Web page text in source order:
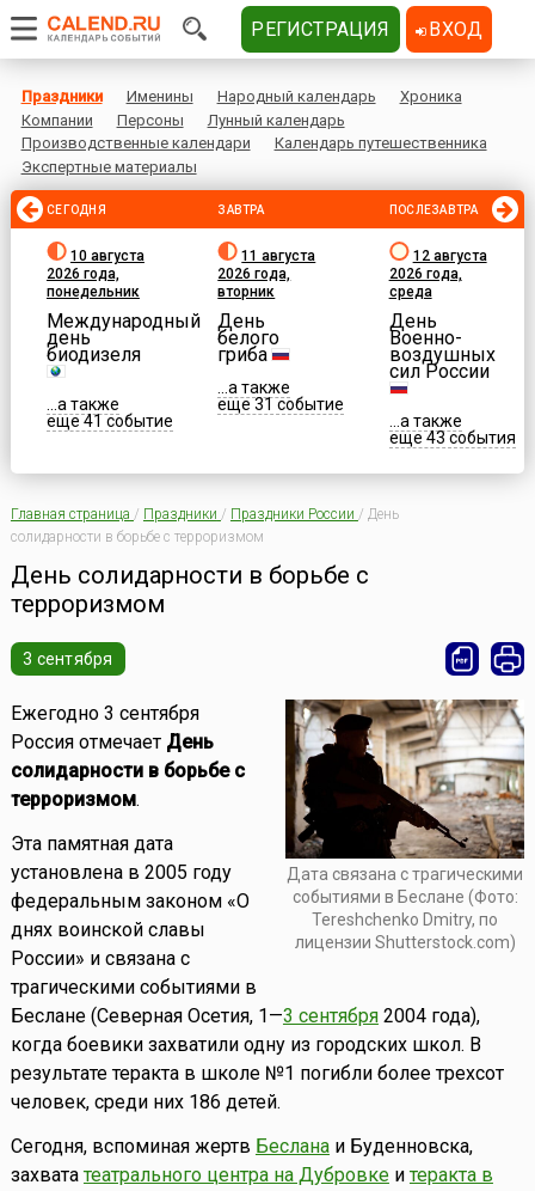
Праздники Именины Народный календарь
Хроника
Компании
Персоны
Лунный календарь
Производственные календари
Календарь путешественника
Экспертные материалы
СЕГОДНЯ
10 августа
2026 года,
понедельник
Международный
день
биодизеля
...а также
еще 41 событие
ЗАВТРА
11 августа
2026 года,
вторник
День
белого
гриба
...а также
еще 31 событие
ПОСЛЕЗАВТРА
12 августа
2026 года,
среда
День
Военно-
воздушных
сил России
...а также
еще 43 события
Главная страница / Праздники / Праздники России / День
солидарности в борьбе с терроризмом
День солидарности в борьбе с
терроризмом
3 сентября
Дата связана с трагическими
событиями в Беслане (Фото:
Tereshchenko Dmitry, по
лицензии Shutterstock.com)
Ежегодно 3 сентября
Россия отмечает День
солидарности в борьбе с
терроризмом.
Эта памятная дата
установлена в 2005 году
федеральным законом «О
днях воинской славы
России» и связана с
трагическими событиями в
Беслане (Северная Осетия, 1—3 сентября2004 года),
когда боевики захватили одну из городских школ. В
результате теракта в школе №1 погибли более трехсот
человек, среди них 186 детей.
Сегодня, вспоминая жертв Бесланаи Буденновска,
захвата театрального центра на Дубровкеи теракта в
РЕГИСТРАЦИЯ ВХОД